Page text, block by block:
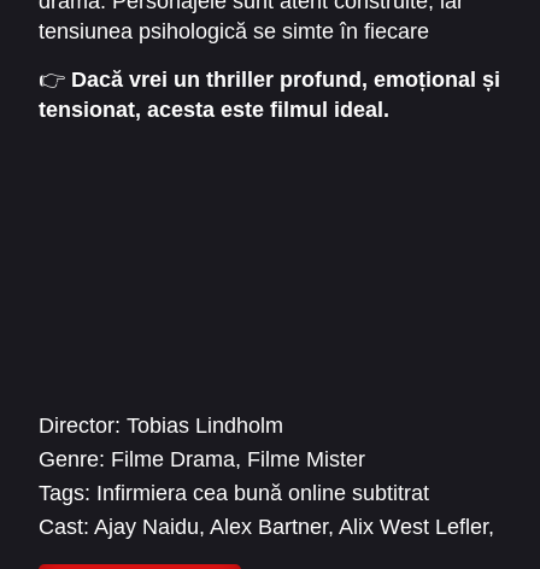
tensiunea psihologică se simte în fiecare
care rămâne în mintea privitorului mult timp
după vizionare. Este potrivit pentru cei care
👉 Dacă vrei un thriller profund, emoțional și
tensionat, acesta este filmul ideal.
Director: Tobias Lindholm
Genre: Filme Drama, Filme Mister
Tags: Infirmiera cea bună online subtitrat
Cast: Ajay Naidu, Alex Bartner, Alix West Lefler,